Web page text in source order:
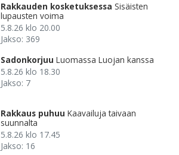
Rakkauden kosketuksessa Sisäisten
lupausten voima
5.8.26 klo 20.00
Jakso: 369
Sadonkorjuu Luomassa Luojan kanssa
5.8.26 klo 18.30
Jakso: 7
Rakkaus puhuu Kaavailuja taivaan
suunnalta
5.8.26 klo 17.45
Jakso: 16